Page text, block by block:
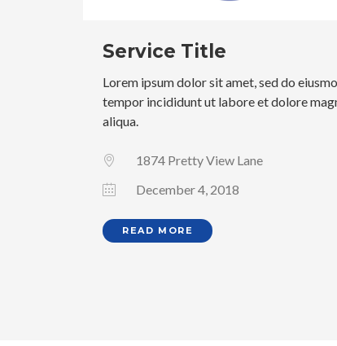
Service Title
Lorem ipsum dolor sit amet, sed do
tempor incididunt ut labore et dolore
aliqua.
1874 Pretty View Lane
December 4, 2018
READ MORE